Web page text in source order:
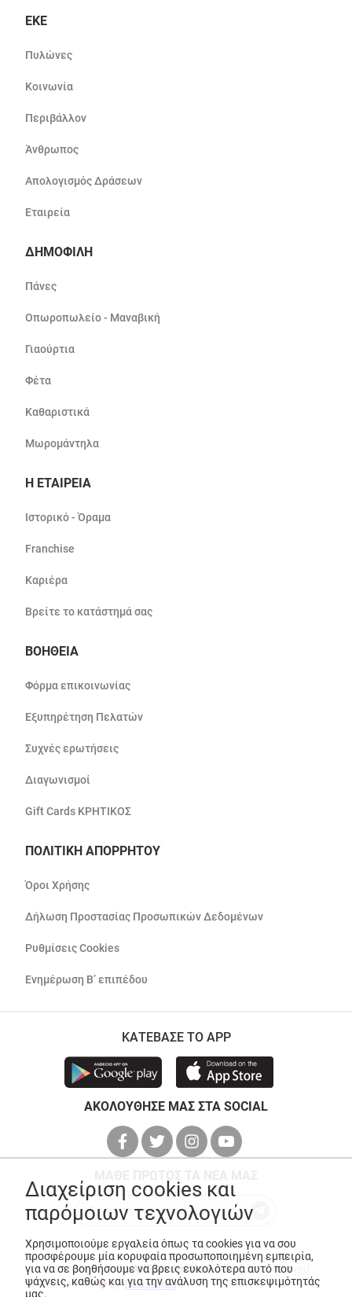
ΕΚΕ
Πυλώνες
Κοινωνία
Περιβάλλον
Άνθρωπος
Απολογισμός Δράσεων
Εταιρεία
ΔΗΜΟΦΙΛΗ
Πάνες
Οπωροπωλείο - Μαναβική
Γιαούρτια
Φέτα
Καθαριστικά
Μωρομάντηλα
Η ΕΤΑΙΡΕΙΑ
Ιστορικό - Όραμα
Franchise
Καριέρα
Βρείτε το κατάστημά σας
ΒΟΗΘΕΙΑ
Φόρμα επικοινωνίας
Εξυπηρέτηση Πελατών
Συχνές ερωτήσεις
Διαγωνισμοί
Gift Cards ΚΡΗΤΙΚΟΣ
ΠΟΛΙΤΙΚΗ ΑΠΟΡΡΗΤΟΥ
Όροι Χρήσης
Δήλωση Προστασίας Προσωπικών Δεδομένων
Ρυθμίσεις Cookies
Ενημέρωση Β’ επιπέδου
ΚΑΤΕΒΑΣΕ ΤΟ APP
ΑΚΟΛΟΥΘΗΣΕ ΜΑΣ ΣΤΑ SOCIAL
© Copyright 2026ANEDIK Kritikos. All Rights Reserved
Made with
byDesquared
Διαχείριση cookies και
παρόμοιων τεχνολογιών
Χρησιμοποιούμε εργαλεία όπως τα cookies για να σου
προσφέρουμε μία κορυφαία προσωποποιημένη εμπειρία,
για να σε βοηθήσουμε να βρεις ευκολότερα αυτό που
ψάχνεις, καθώς και για την ανάλυση της επισκεψιμότητάς
μας.